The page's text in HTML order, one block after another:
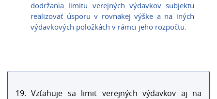
dodržania limitu verejných výdavkov subjektu
realizovať úsporu v rovnakej výške a na iných
výdavkových položkách v rámci jeho rozpočtu.
19. Vzťahuje sa limit verejných výdavkov aj na